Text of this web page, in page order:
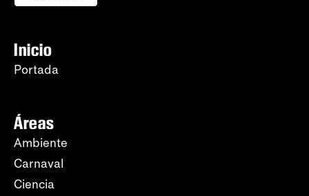
Inicio
Portada
Áreas
Ambiente
Carnaval
Ciencia